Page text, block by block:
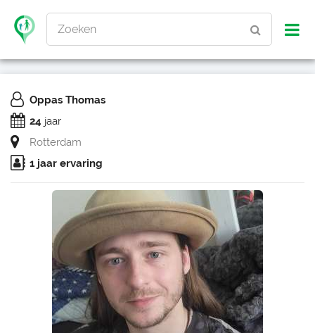
Zoeken
Oppas Thomas
24 jaar
Rotterdam
1 jaar ervaring